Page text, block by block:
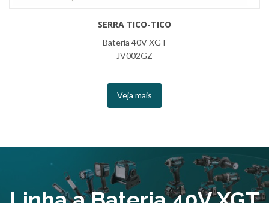
SERRA TICO-TICO
Bateria 40V XGT
JV002GZ
Veja mais